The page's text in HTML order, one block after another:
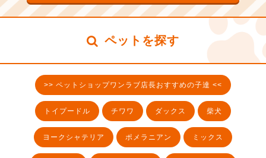
ペットを探す
>> ペットショップワンラブ店長おすすめの子達 <<
トイプードル チワワ ダックス 柴犬
ヨークシャテリア ポメラニアン ミックス